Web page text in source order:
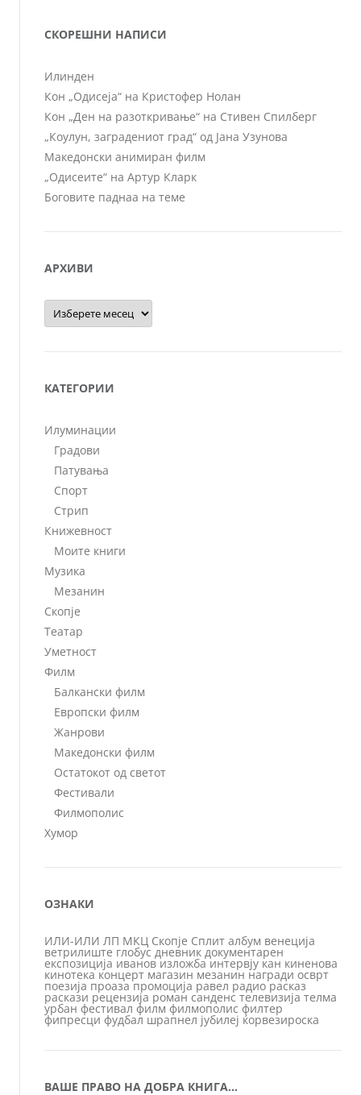
СКОРЕШНИ НАПИСИ
Илинден
Кон „Одисеја“ на Кристофер Нолан
Кон „Ден на разоткривање“ на Стивен Спилберг
„Коулун, заградениот град“ од Јана Узунова
Македонски анимиран филм
„Одисеите“ на Артур Кларк
Боговите паднаа на теме
АРХИВИ
Архиви
КАТЕГОРИИ
Илуминации
Градови
Патувања
Спорт
Стрип
Книжевност
Моите книги
Музика
Мезанин
Скопје
Театар
Уметност
Филм
Балкански филм
Европски филм
Жанрови
Македонски филм
Остатокот од светот
Фестивали
Филмополис
Хумор
ОЗНАКИ
ИЛИ-ИЛИ ЛП МКЦ Скопје Сплит албум венеција
ветрилиште глобус дневник документарен
експозиција иванов изложба интервју кан киненова
кинотека концерт магазин мезанин награди осврт
поезија проаза промоција равел радио расказ
раскази рецензија роман санденс телевизија телма
урбан фестивал филм филмополис филтер
фипресци фудбал шрапнел јубилеј ќорвезироска
ВАШЕ ПРАВО НА ДОБРА КНИГА…